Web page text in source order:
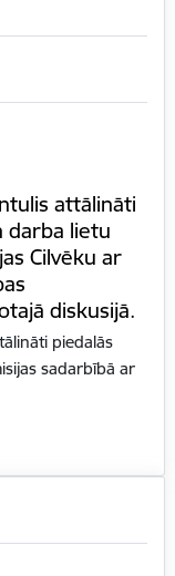
attālināti
darba lietu
Cilvēku ar
diskusijā.
piedalās
sadarbībā ar